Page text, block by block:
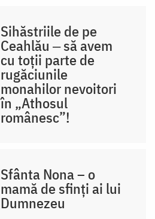
Sihăstriile de pe
Ceahlău ‒ să avem
cu toții parte de
rugăciunile
monahilor nevoitori
în „Athosul
românesc”!
Sfânta Nona – o
mamă de sfinți ai lui
Dumnezeu